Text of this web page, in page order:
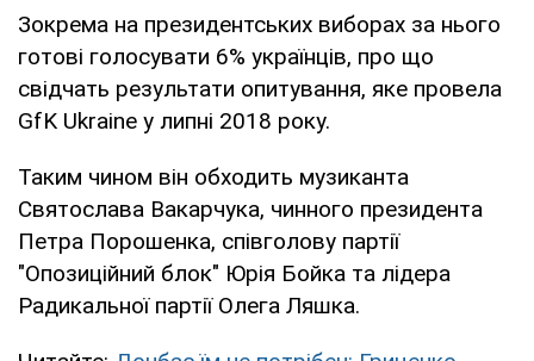
Зокрема на президентських виборах за нього
готові голосувати 6% українців, про що
свідчать результати опитування, яке провела
GfK Ukraine у липні 2018 року.
Таким чином він обходить музиканта
Святослава Вакарчука, чинного президента
Петра Порошенка, співголову партії
"Опозиційний блок" Юрія Бойка та лідера
Радикальної партії Олега Ляшка.